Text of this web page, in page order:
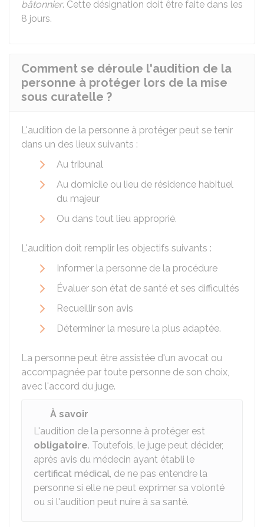
bâtonnier. Cette désignation doit être faite dans les
8 jours.
Comment se déroule l'audition de la
personne à protéger lors de la mise
sous curatelle ?
L'audition de la personne à protéger peut se tenir
dans un des lieux suivants :
Au tribunal
Au domicile ou lieu de résidence habituel
du majeur
Ou dans tout lieu approprié.
L'audition doit remplir les objectifs suivants :
Informer la personne de la procédure
Évaluer son état de santé et ses difficultés
Recueillir son avis
Déterminer la mesure la plus adaptée.
La personne peut être assistée d'un avocat ou
accompagnée par toute personne de son choix,
avec l'accord du juge.
À savoir
L'audition de la personne à protéger est
obligatoire. Toutefois, le juge peut décider,
après avis du médecin ayant établi le
certificat médical, de ne pas entendre la
personne si elle ne peut exprimer sa volonté
ou si l'audition peut nuire à sa santé.